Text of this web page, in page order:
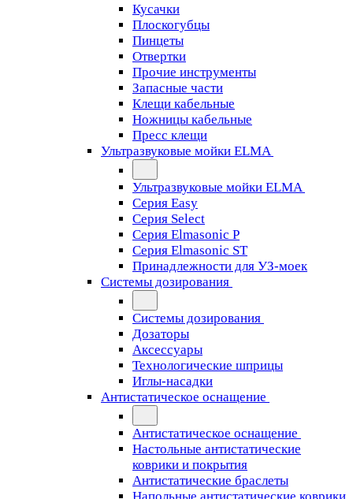
Кусачки
Плоскогубцы
Пинцеты
Отвертки
Прочие инструменты
Запасные части
Клещи кабельные
Ножницы кабельные
Пресс клещи
Ультразвуковые мойки ELMA
Ультразвуковые мойки ELMA
Серия Easy
Серия Select
Серия Elmasonic P
Серия Elmasonic ST
Принадлежности для УЗ-моек
Системы дозирования
Системы дозирования
Дозаторы
Аксессуары
Технологические шприцы
Иглы-насадки
Антистатическое оснащение
Антистатическое оснащение
Настольные антистатические
коврики и покрытия
Антистатические браслеты
Напольные антистатические коврики